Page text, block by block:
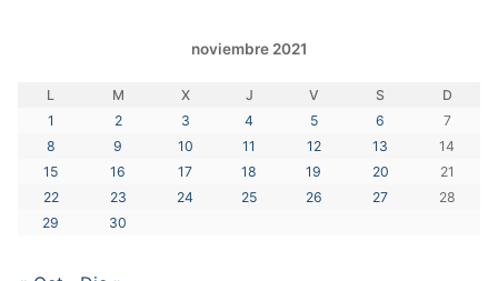
noviembre 2021
L M X J V S
D
1
2 3 4 5 6
7
8
9 10 11 12 13
14
15
16 17 18 19 20
21
22
23 24 25 26 27
28
29
30